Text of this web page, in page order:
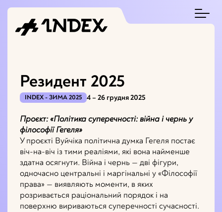
Резидент 2025
INDEX - ЗИМА 2025 4 – 26 грудня 2025
Проєкт: «Політика суперечності: війна і чернь у
філософії Гегеля»
У проєкті Вуйчіка політична думка Гегеля постає
віч-на-віч із тими реаліями, які вона найменше
здатна осягнути. Війна і чернь — дві фігури,
одночасно центральні і маргінальні у «Філософії
права» — виявляють моменти, в яких
розривається раціональний порядок і на
поверхню вириваються суперечності сучасності.